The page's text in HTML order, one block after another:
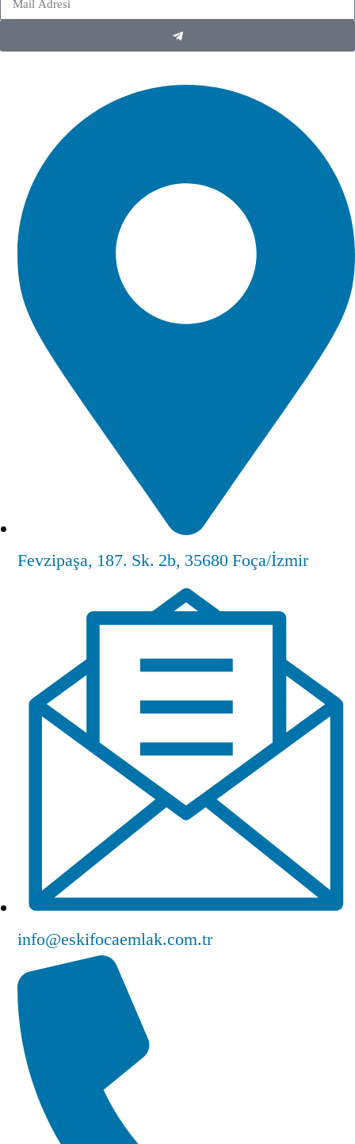
Fevzipaşa, 187. Sk. 2b, 35680 Foça/İzmir
info@eskifocaemlak.com.tr